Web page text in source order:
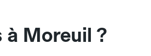
à Moreuil ?